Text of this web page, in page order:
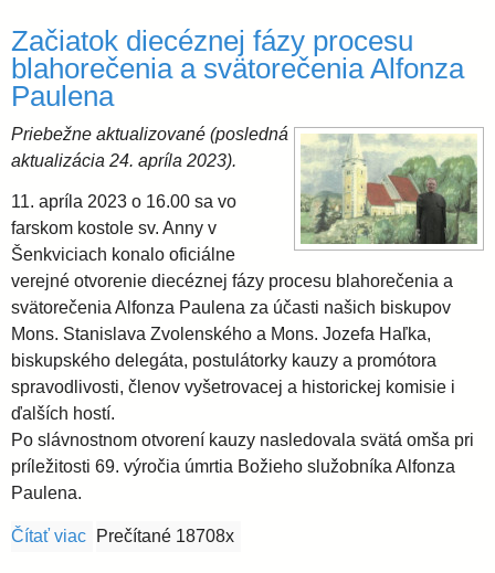
Začiatok diecéznej fázy procesu
blahorečenia a svätorečenia Alfonza
Paulena
Priebežne aktualizované (posledná
aktualizácia 24. apríla 2023).
11. apríla 2023 o 16.00 sa vo
farskom kostole sv. Anny v
Šenkviciach konalo oficiálne
verejné otvorenie diecéznej fázy procesu blahorečenia a
svätorečenia Alfonza Paulena za účasti našich biskupov
Mons. Stanislava Zvolenského a Mons. Jozefa Haľka,
biskupského delegáta, postulátorky kauzy a promótora
spravodlivosti, členov vyšetrovacej a historickej komisie i
ďalších hostí.
Po slávnostnom otvorení kauzy nasledovala svätá omša pri
príležitosti 69. výročia úmrtia Božieho služobníka Alfonza
Paulena.
Čítať viac o Začiatok diecéznej fázy procesu blahorečenia a
Prečítané 18708x